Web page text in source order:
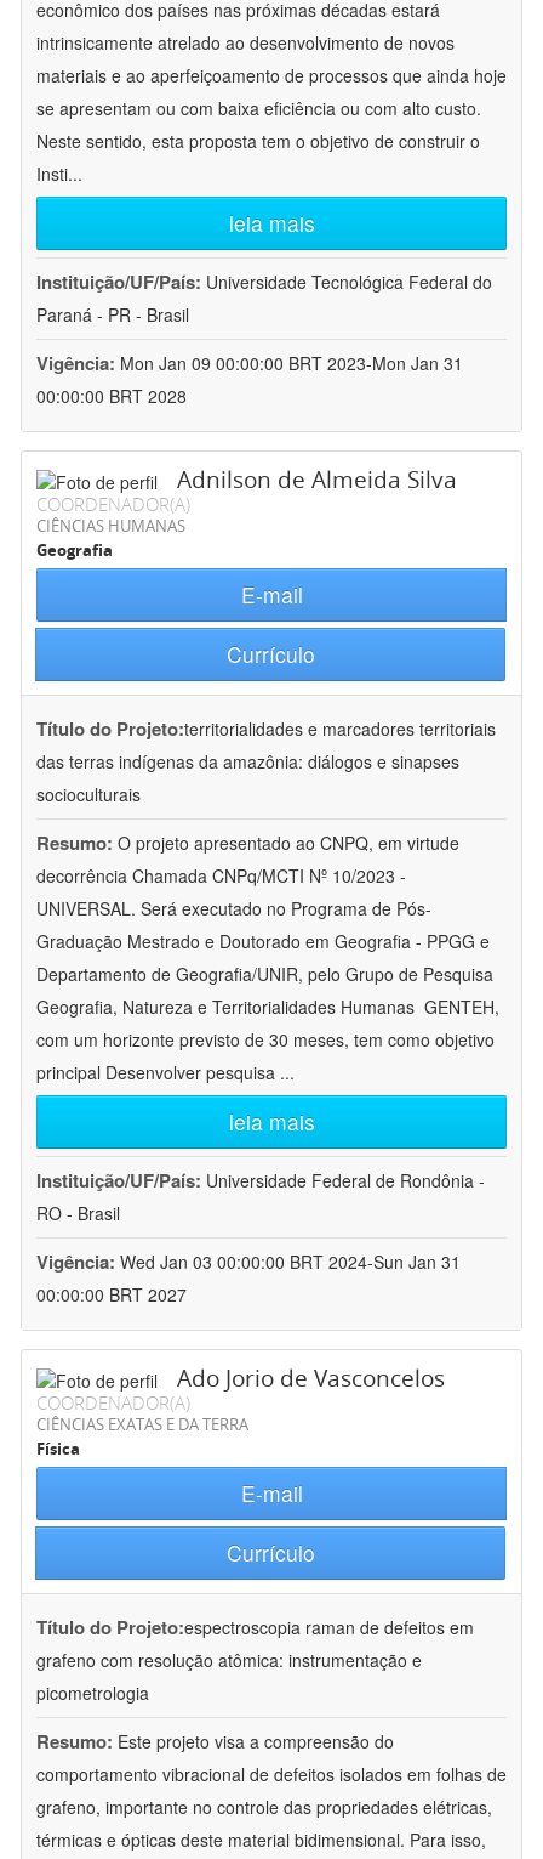
econômico dos países nas próximas décadas estará
intrinsicamente atrelado ao desenvolvimento de novos
materiais e ao aperfeiçoamento de processos que ainda hoje
se apresentam ou com baixa eficiência ou com alto custo.
Neste sentido, esta proposta tem o objetivo de construir o
Insti...
leia mais
Instituição/UF/País: Universidade Tecnológica Federal do
Paraná - PR - Brasil
Vigência: Mon Jan 09 00:00:00 BRT 2023-Mon Jan 31
00:00:00 BRT 2028
Adnilson de Almeida Silva
COORDENADOR(A)
CIÊNCIAS HUMANAS
Geografia
E-mail
Currículo
Título do Projeto:territorialidades e marcadores territoriais
das terras indígenas da amazônia: diálogos e sinapses
socioculturais
Resumo: O projeto apresentado ao CNPQ, em virtude
decorrência Chamada CNPq/MCTI Nº 10/2023 -
UNIVERSAL. Será executado no Programa de Pós-
Graduação Mestrado e Doutorado em Geografia - PPGG e
Departamento de Geografia/UNIR, pelo Grupo de Pesquisa
Geografia, Natureza e Territorialidades Humanas  GENTEH,
com um horizonte previsto de 30 meses, tem como objetivo
principal Desenvolver pesquisa ...
leia mais
Instituição/UF/País: Universidade Federal de Rondônia -
RO - Brasil
Vigência: Wed Jan 03 00:00:00 BRT 2024-Sun Jan 31
00:00:00 BRT 2027
Ado Jorio de Vasconcelos
COORDENADOR(A)
CIÊNCIAS EXATAS E DA TERRA
Física
E-mail
Currículo
Título do Projeto:espectroscopia raman de defeitos em
grafeno com resolução atômica: instrumentação e
picometrologia
Resumo: Este projeto visa a compreensão do
comportamento vibracional de defeitos isolados em folhas de
grafeno, importante no controle das propriedades elétricas,
térmicas e ópticas deste material bidimensional. Para isso,